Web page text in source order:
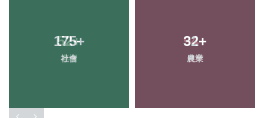
175+
社會
32+
農業